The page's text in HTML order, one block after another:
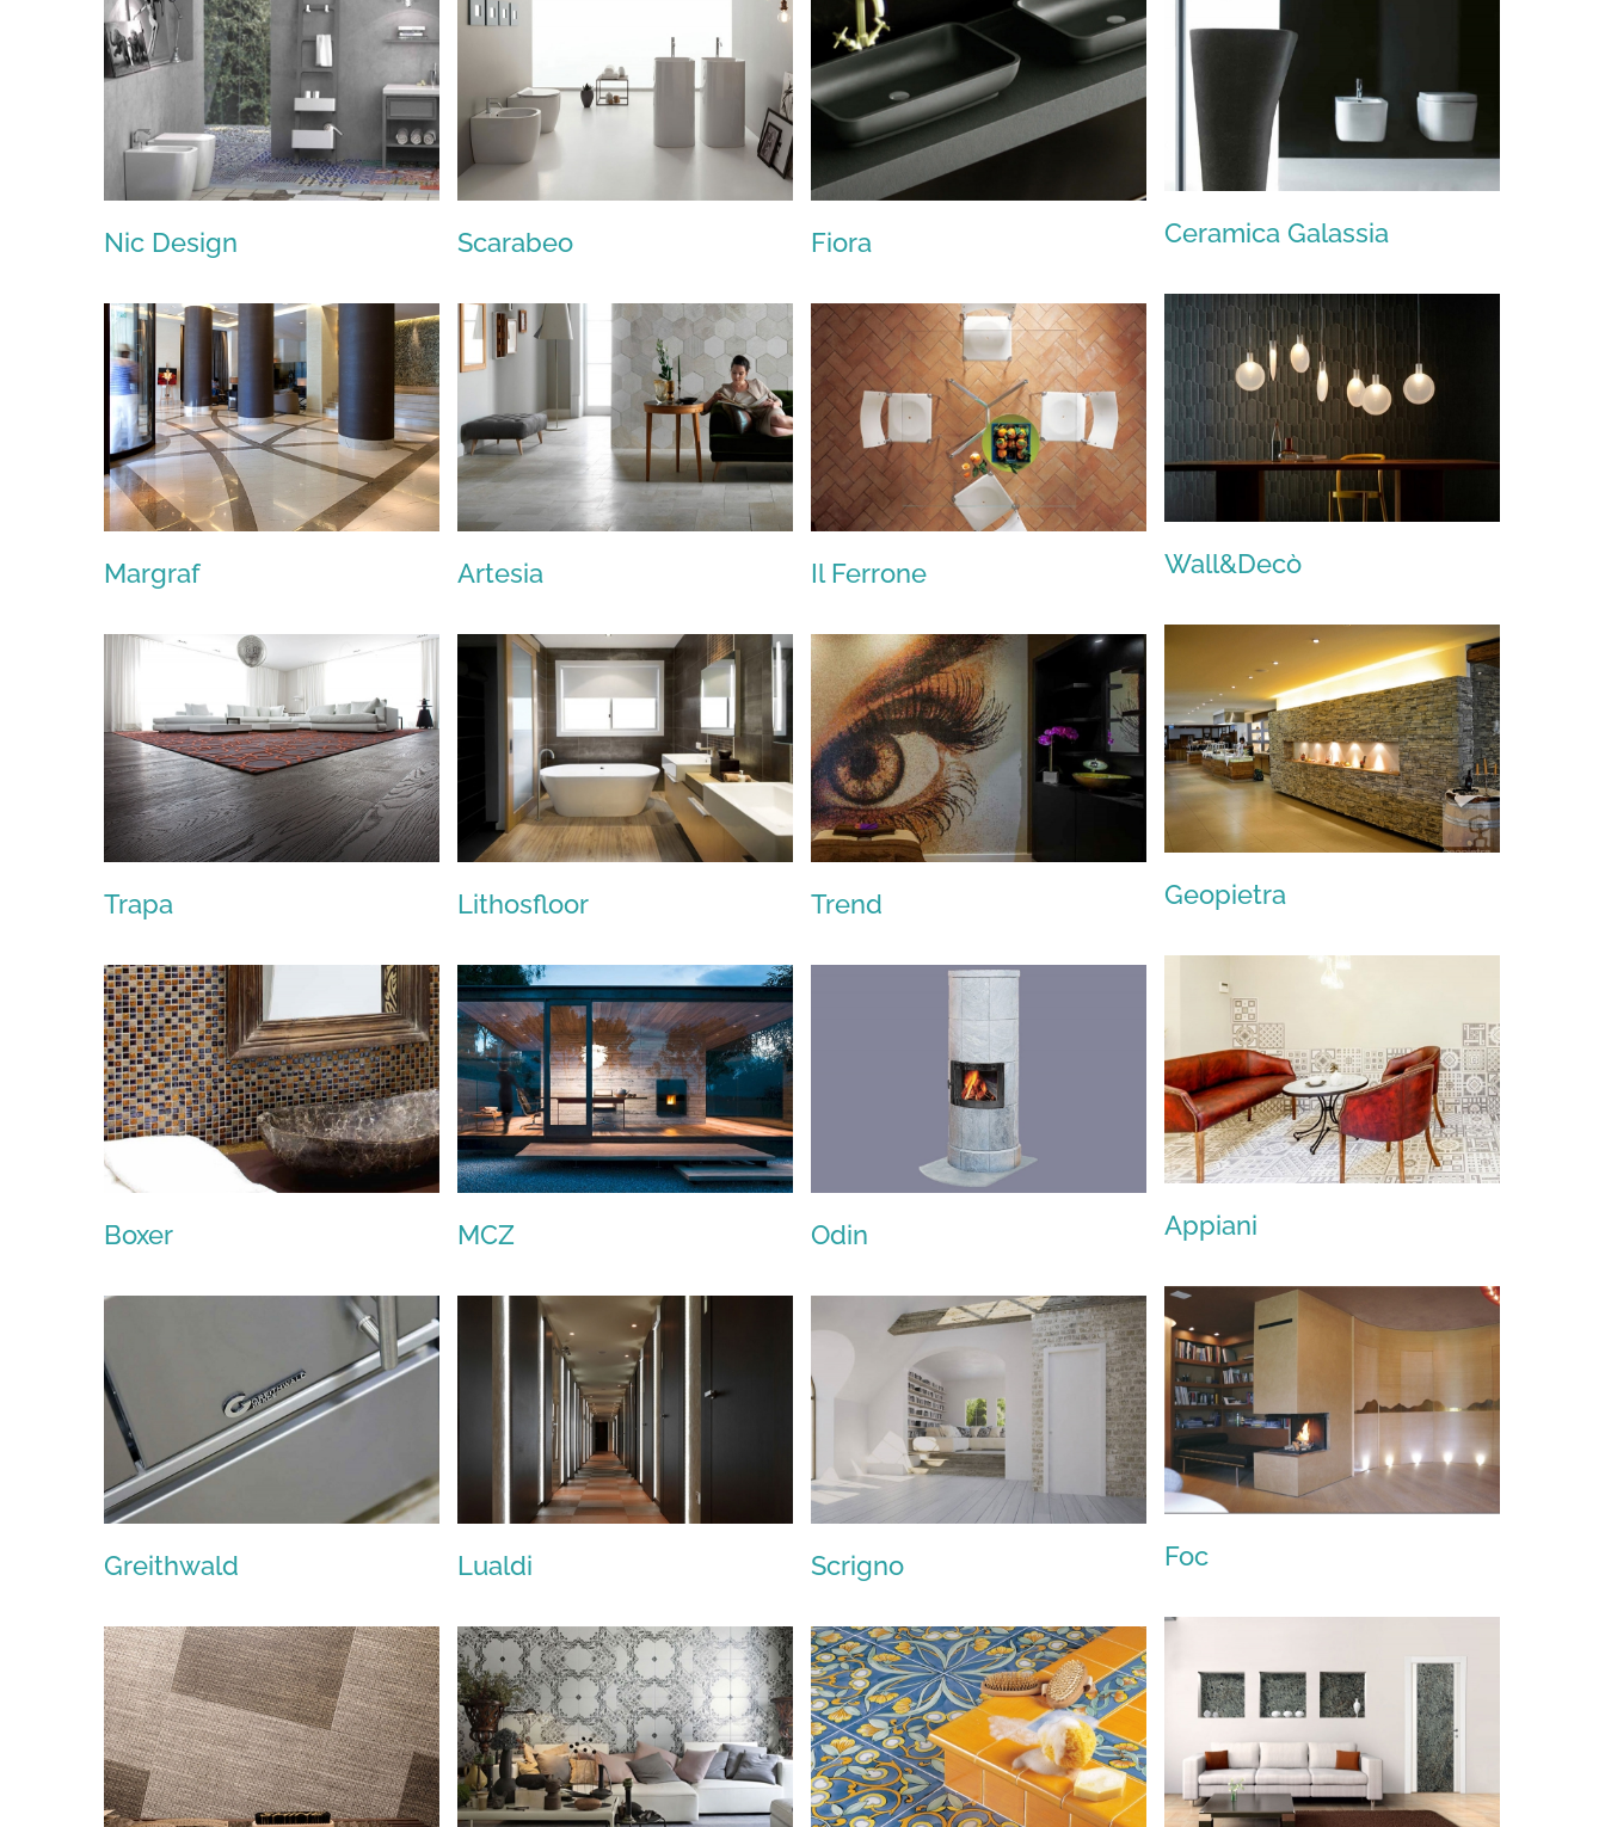
Cipì Novellini
Ceramica Galassia
Ceramica Galassia
Nic Design
Nic Design
Scarabeo
Scarabeo
Fiora
Fiora
Wall&Decò
Wall&Decò
Margraf
Margraf
Artesia
Artesia
Il Ferrone
Il Ferrone
Geopietra
Trapa
Trapa
Lithosfloor
Lithosfloor Trend
Appiani
Appiani
Boxer
MCZ
MCZ Odin
Foc
Greithwald
Greithwald
Lualdi
Lualdi
Scrigno
Scrigno